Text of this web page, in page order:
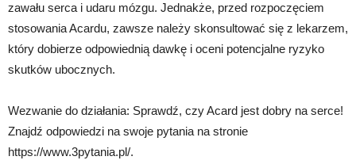
zawału serca i udaru mózgu. Jednakże, przed rozpoczęciem
stosowania Acardu, zawsze należy skonsultować się z lekarzem,
który dobierze odpowiednią dawkę i oceni potencjalne ryzyko
skutków ubocznych.
Wezwanie do działania: Sprawdź, czy Acard jest dobry na serce!
Znajdź odpowiedzi na swoje pytania na stronie
https://www.3pytania.pl/.